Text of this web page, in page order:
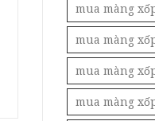
mua màng
mua màng
mua màng
mua màng